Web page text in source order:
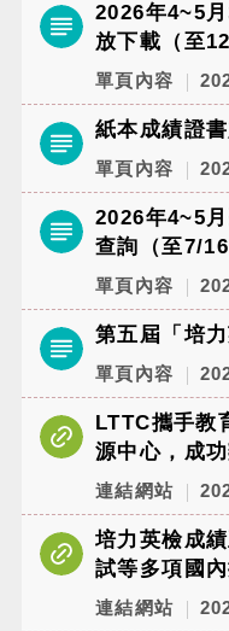
2026年4~5
放下載（至
單頁內容
紙本成績證
單頁內容
2026年4~5
查詢（至7/16
單頁內容
第五屆「培
單頁內容
LTTC攜手教
源中心，成
與實務研討會
連結網站
培力英檢成
試等多項國
連結網站